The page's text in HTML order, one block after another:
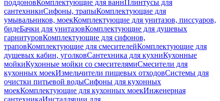
поддоновКомплектующие для ваннПлинтусы для
сантехникиСифоны, трапыКомплектующие для
умывальников, моекКомплектующие для унитазов, писсуаров,
бидеБачки для унитазовКомплектующие для душевых
гарнитуровКомплектующие для сифонов,
траповКомплектующие для смесителейКомплектующие для
душевых кабин, уголковСантехника для кухниКухонные
мойкиКухонные мойки со смесителямиСмесители для
кухонных моекИзмельчители пищевых отходовСистемы для
очистки питьевой водыСифоны для кухонных
моекКомплектующие для кухонных моекИнженерная
сантехникаИнсталляции для